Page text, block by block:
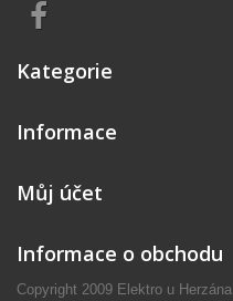
Kategorie
Informace
Můj účet
Informace o obchodu
Copyright 2009 Elektro u Herzána